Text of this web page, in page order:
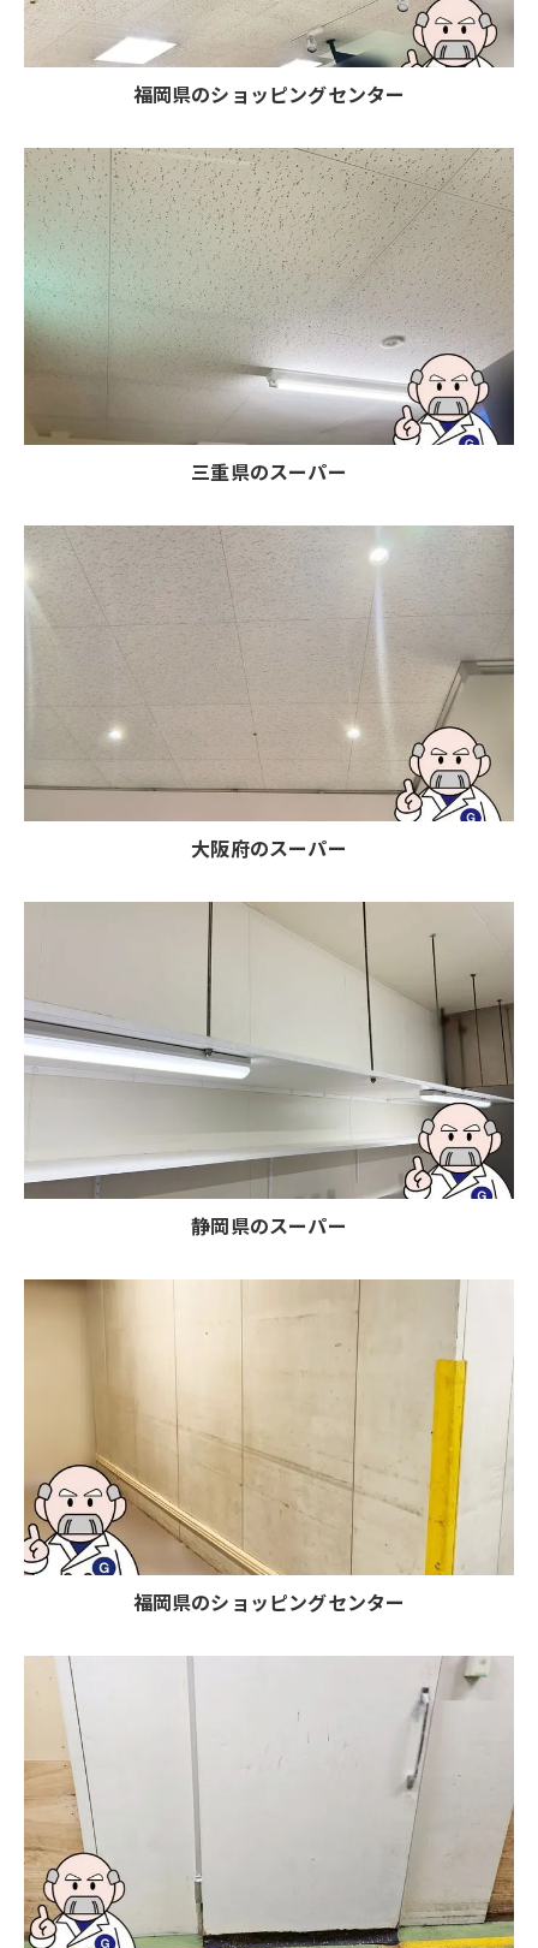
福岡県のショッピングセンター
三重県のスーパー
大阪府のスーパー
静岡県のスーパー
福岡県のショッピングセンター